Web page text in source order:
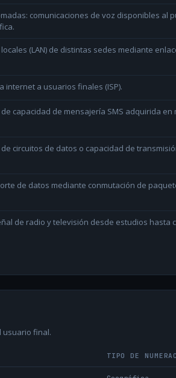
comunicaciones de voz disponibles al
(LAN) de distintas sedes mediante
internet a usuarios finales (ISP).
capacidad de mensajería SMS adquirida en
circuitos de datos o capacidad de
de datos mediante conmutación de
de radio y televisión desde estudios hasta
usuario final.
TIPO DE